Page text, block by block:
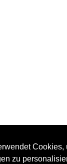
Cookies,
zu